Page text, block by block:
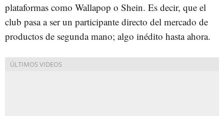
plataformas como Wallapop o Shein. Es decir, que el
club pasa a ser un participante directo del mercado de
productos de segunda mano; algo inédito hasta ahora.